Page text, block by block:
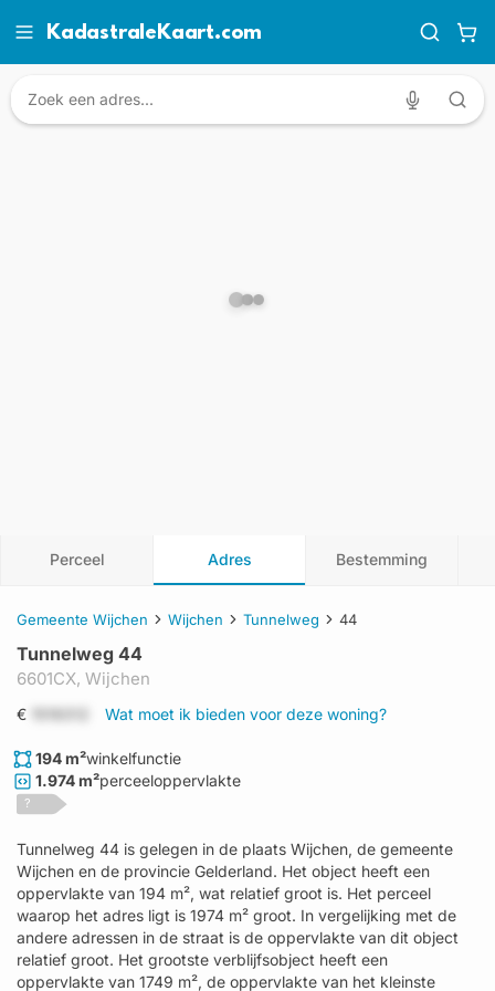
KadastraleKaart.com
Perceel Adres Bestemming
Gemeente Wijchen Wijchen Tunnelweg 44
Tunnelweg 44
6601CX, Wijchen
€ Wat moet ik bieden voor deze woning?
194 m²winkelfunctie
1.974 m²perceeloppervlakte
?
Tunnelweg 44 is gelegen in de plaats Wijchen, de gemeente
Wijchen en de provincie Gelderland. Het object heeft een
oppervlakte van 194 m², wat relatief groot is. Het perceel
waarop het adres ligt is 1974 m² groot. In vergelijking met de
andere adressen in de straat is de oppervlakte van dit object
relatief groot. Het grootste verblijfsobject heeft een
oppervlakte van 1749 m², de oppervlakte van het kleinste